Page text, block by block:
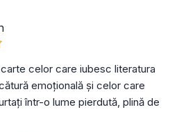
celor care iubesc literatura
emoțională și celor care
într-o lume pierdută, plină de